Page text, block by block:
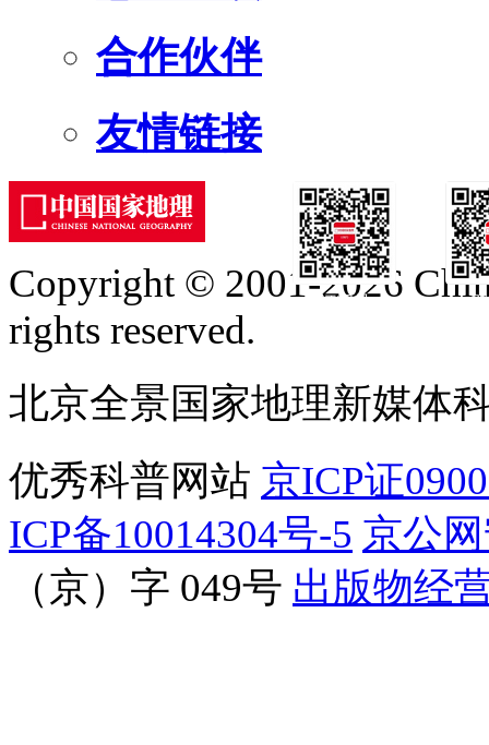
合作伙伴
友情链接
订阅号
Copyright © 2001-2026
rights reserved.
北京全景国家地理新媒体
优秀科普网站 京ICP证
ICP备10014304号-5 京公
（京）字 049号 出版物经